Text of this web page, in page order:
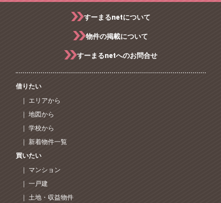
すーまるnetについて
物件の掲載について
すーまるnetへのお問合せ
借りたい
｜ エリアから
｜ 地図から
｜ 学校から
｜ 新着物件一覧
買いたい
｜ マンション
｜ 一戸建
｜ 土地・収益物件